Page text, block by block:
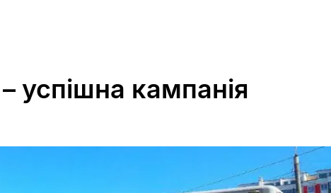
успішна кампанія